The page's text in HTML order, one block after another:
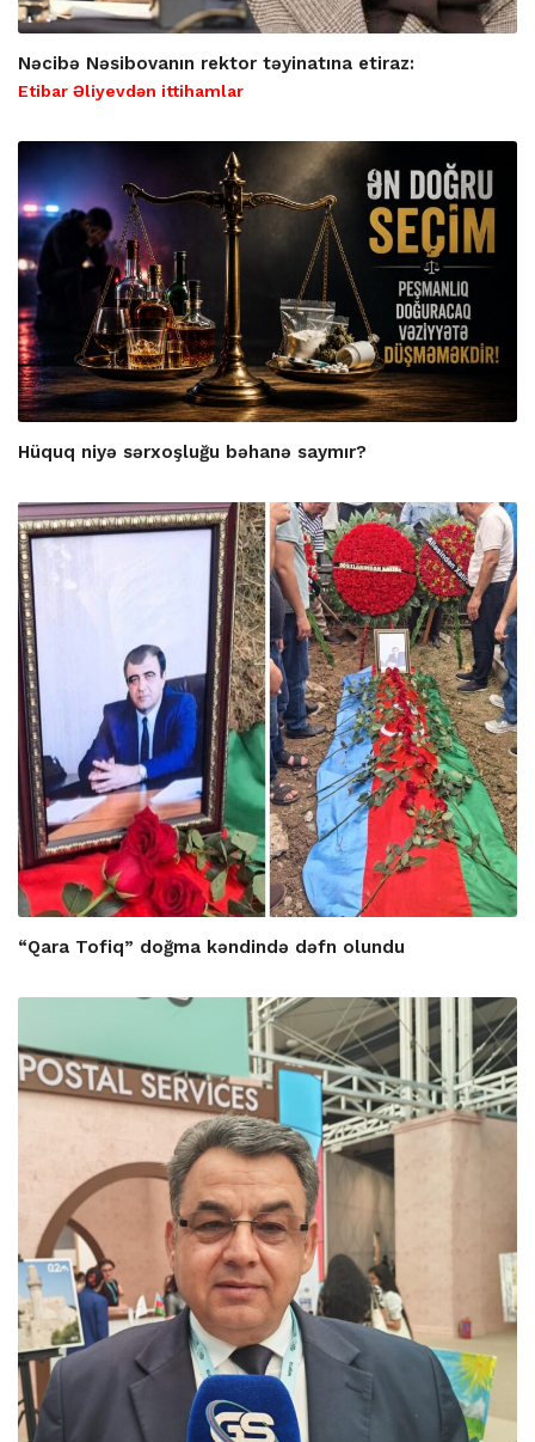
Nəcibə Nəsibovanın rektor təyinatına etiraz:
Etibar Əliyevdən ittihamlar
Hüquq niyə sərxoşluğu bəhanə saymır?
“Qara Tofiq” doğma kəndində dəfn olundu